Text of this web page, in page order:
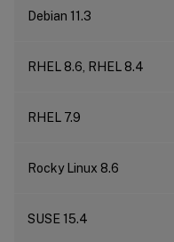
Debian 11.3
RHEL 8.6, RHEL 8.4
RHEL 7.9
Rocky Linux 8.6
SUSE 15.4